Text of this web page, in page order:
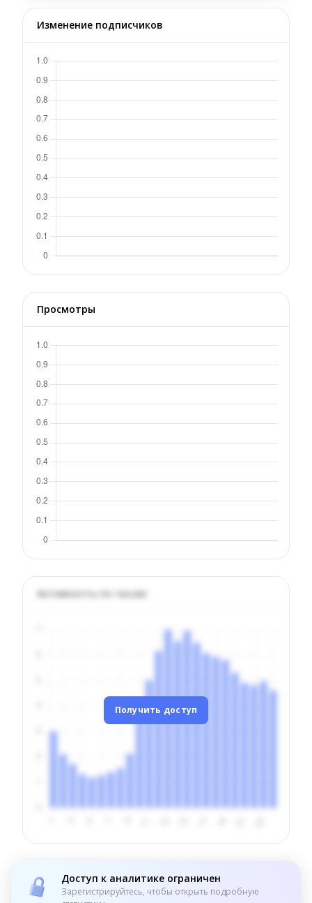
Изменение подписчиков
Просмотры
Активность по часам
Получить доступ
Доступ к аналитике ограничен
Зарегистрируйтесь, чтобы открыть подробную